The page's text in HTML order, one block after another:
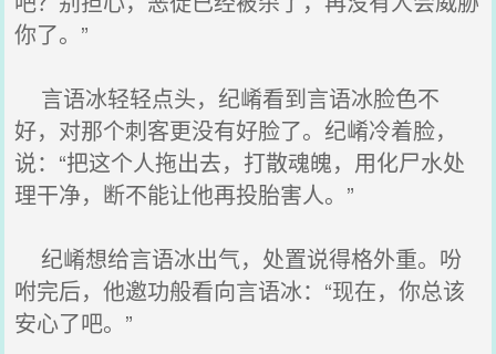
你了。”
言语冰轻轻点头，纪崤看到言语冰脸色不
好，对那个刺客更没有好脸了。纪崤冷着脸，
说：“把这个人拖出去，打散魂魄，用化尸水处
理干净，断不能让他再投胎害人。”
纪崤想给言语冰出气，处置说得格外重。吩
咐完后，他邀功般看向言语冰：“现在，你总该
安心了吧。”